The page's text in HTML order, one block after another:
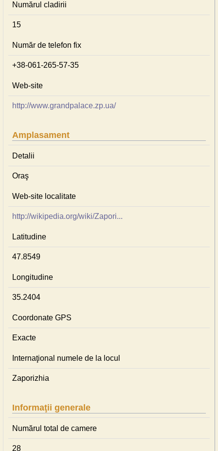
Numărul cladirii
15
Număr de telefon fix
+38-061-265-57-35
Web-site
http://www.grandpalace.zp.ua/
Amplasament
Detalii
Oraş
Web-site localitate
http://wikipedia.org/wiki/Zapori...
Latitudine
47.8549
Longitudine
35.2404
Coordonate GPS
Exacte
Internaţional numele de la locul
Zaporizhia
Informaţii generale
Numărul total de camere
28